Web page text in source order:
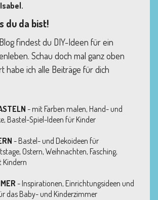
du da bist!
findest du DIY-Ideen für ein
Schau doch mal ganz oben
habe ich alle Beiträge für dich
- mit Farben malen, Hand- und
Bastel-Spiel-Ideen für Kinder
- Bastel- und Dekoideen für
Ostern, Weihnachten, Fasching,
Kindern
- Inspirationen, Einrichtungsideen und
das Baby- und Kinderzimmer